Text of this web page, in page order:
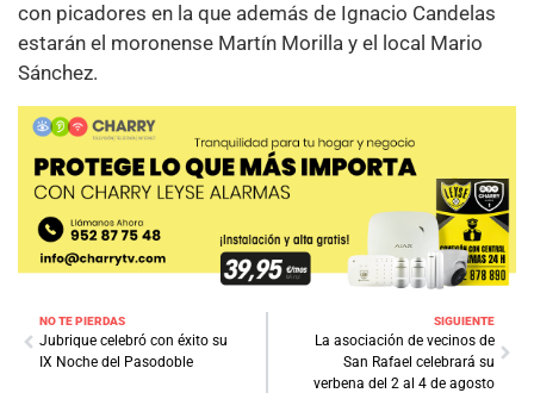
con picadores en la que además de Ignacio Candelas
estarán el moronense Martín Morilla y el local Mario
Sánchez.
NO TE PIERDAS
Jubrique celebró con éxito su
IX Noche del Pasodoble
SIGUIENTE
La asociación de vecinos de
San Rafael celebrará su
verbena del 2 al 4 de agosto